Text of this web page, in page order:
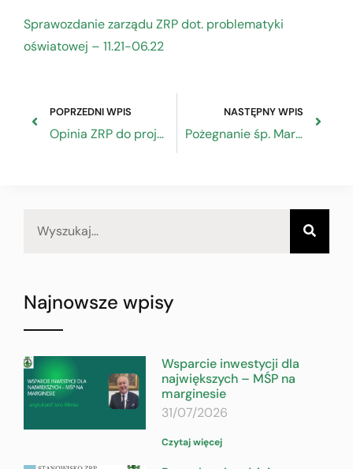
Sprawozdanie zarządu ZRP dot. problematyki
oświatowej – 11.21-06.22
POPRZEDNI WPIS
Opinia ZRP do projektu ustawy o aktywności zawodowej
NASTĘPNY WPIS
Pożegnanie śp. Marka Butryma
Najnowsze wpisy
Wsparcie inwestycji dla
największych – MŚP na
marginesie
31/07/2026
Czytaj więcej